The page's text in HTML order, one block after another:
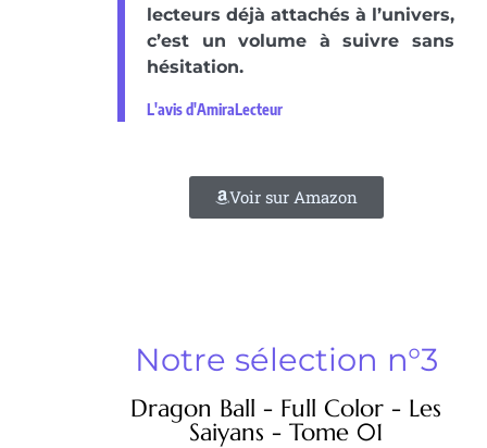
lecteurs déjà attachés à l’univers,
c’est un volume à suivre sans
hésitation.
L'avis d'AmiraLecteur
Voir sur Amazon
Notre sélection n°3
Dragon Ball - Full Color - Les
Saiyans - Tome 01